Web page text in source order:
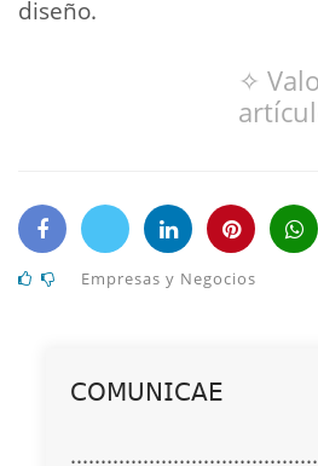
diseño.
✧
Empresas y Negocios
𝖢𝖮𝖬𝖴𝖭𝖨𝖢𝖠𝖤